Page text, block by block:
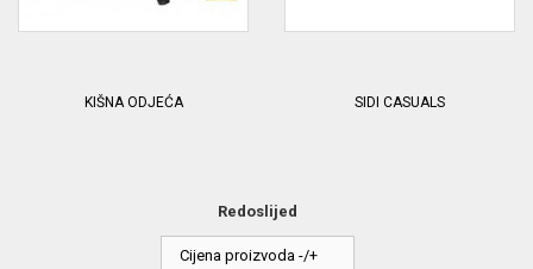
KIŠNA ODJEĆA SIDI CASUALS
Redoslijed
Cijena proizvoda -/+